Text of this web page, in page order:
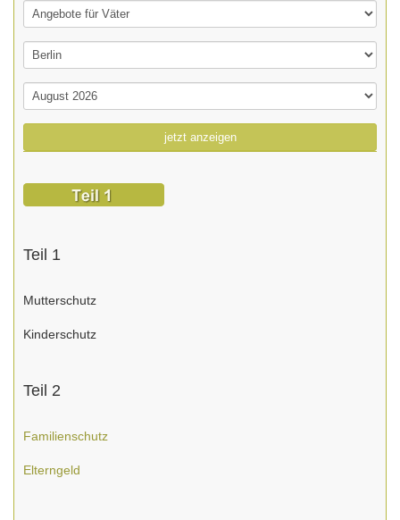
jetzt anzeigen
Teil 1
Mutterschutz
Kinderschutz
Teil 2
Familienschutz
Elterngeld